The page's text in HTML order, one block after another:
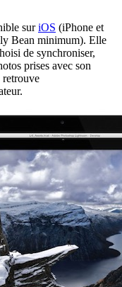
suriOS (iPhone et
Bean minimum). Elle
de synchroniser,
prises avec son
retrouve